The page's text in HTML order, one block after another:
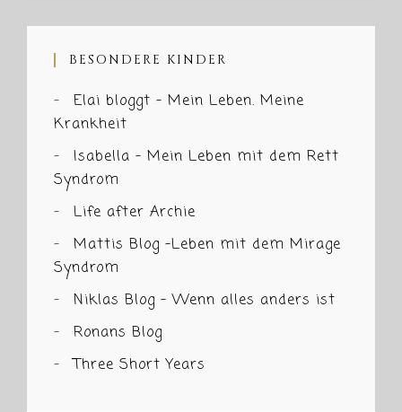
BESONDERE KINDER
Elai bloggt – Mein Leben. Meine
Krankheit
Isabella – Mein Leben mit dem Rett
Syndrom
Life after Archie
Mattis Blog -Leben mit dem Mirage
Syndrom
Niklas Blog – Wenn alles anders ist
Ronans Blog
Three Short Years